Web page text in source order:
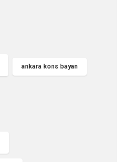
ankara kons bayan